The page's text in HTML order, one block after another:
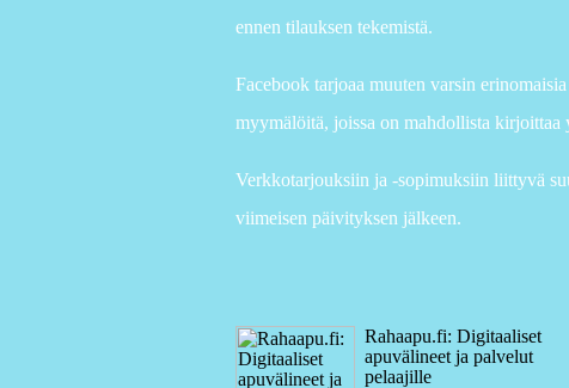
ennen tilauksen tekemistä.
Facebook tarjoaa muuten varsin
myymälöitä, joissa on mahdollista kirjoittaa
Verkkotarjouksiin ja -sopimuksiin liittyvä
viimeisen päivityksen jälkeen.
Rahaapu.fi: Digitaaliset
apuvälineet ja palvelut
pelaajille